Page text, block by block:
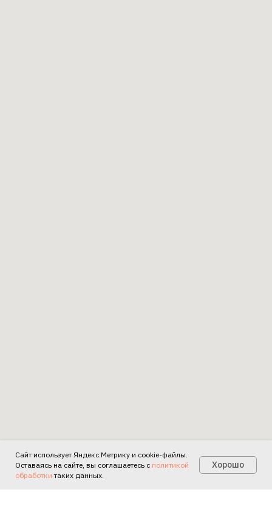
Есть вопросы?
Сайт использует Яндекс.Метрику и cookie-файлы.
Оставаясь на сайте, вы соглашаетесь с политикой
обработки таких данных.
Хорошо